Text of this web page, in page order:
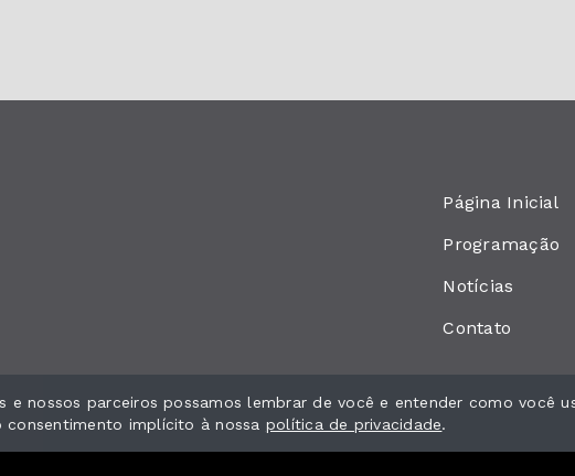
Página Inicial
Programação
Notícias
Contato
nossos parceiros possamos lembrar de você e entender como você
consentimento implícito à nossa política de privacidade.